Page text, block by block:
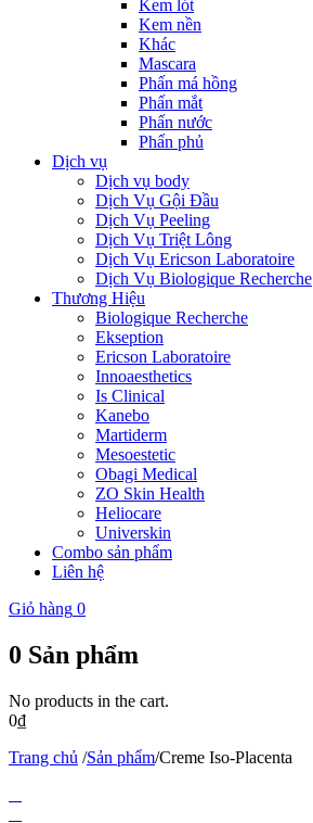
Kem lót
Kem nền
Khác
Mascara
Phấn má hồng
Phấn mắt
Phấn nước
Phấn phủ
Dịch vụ
Dịch vụ body
Dịch Vụ Gội Đầu
Dịch Vụ Peeling
Dịch Vụ Triệt Lông
Dịch Vụ Ericson Laboratoire
Dịch Vụ Biologique Recherche
Thương Hiệu
Biologique Recherche
Ekseption
Ericson Laboratoire
Innoaesthetics
Is Clinical
Kanebo
Martiderm
Mesoestetic
Obagi Medical
ZO Skin Health
Heliocare
Universkin
Combo sản phẩm
Liên hệ
Giỏ hàng 0
0 Sản phẩm
No products in the cart.
0₫
Trang chủ /Sản phẩm/Creme Iso-Placenta